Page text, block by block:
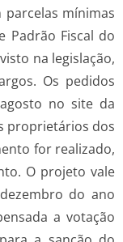
parcelas mínimas
Padrão Fiscal do
na legislação,
Os pedidos
no site da
proprietários dos
for realizado,
O projeto vale
do ano
a votação